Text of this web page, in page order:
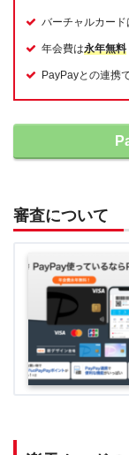
バーチャルカード
年会費は永年無料
PayPayとの連携
審査について